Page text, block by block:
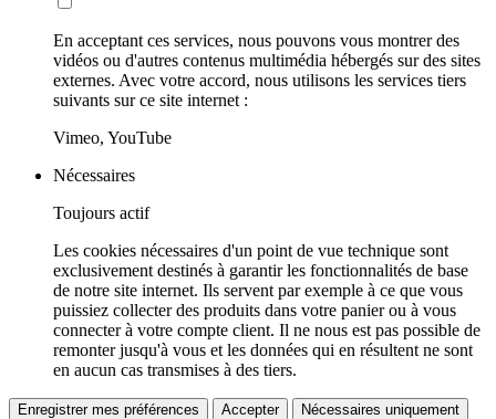
En acceptant ces services, nous pouvons vous montrer des
vidéos ou d'autres contenus multimédia hébergés sur des sites
externes. Avec votre accord, nous utilisons les services tiers
suivants sur ce site internet :
Vimeo, YouTube
Nécessaires
Toujours actif
Les cookies nécessaires d'un point de vue technique sont
exclusivement destinés à garantir les fonctionnalités de base
de notre site internet. Ils servent par exemple à ce que vous
puissiez collecter des produits dans votre panier ou à vous
connecter à votre compte client. Il ne nous est pas possible de
remonter jusqu'à vous et les données qui en résultent ne sont
en aucun cas transmises à des tiers.
Enregistrer mes préférences Accepter Nécessaires uniquement